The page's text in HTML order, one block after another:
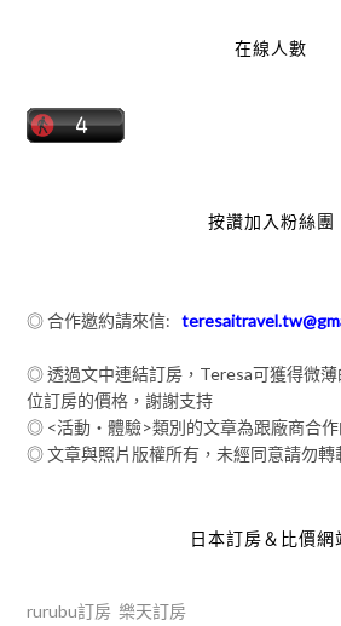
在線人數
按讚加入粉絲團
◎ 合作邀約請來信:
◎ 透過文中連結訂房，Teresa可獲得微
位訂房的價格，謝謝支持
◎ <活動‧體驗>類別的文章為跟廠商合作
◎ 文章與照片版權所有，未經同意請勿轉
日本訂房＆比價網
rurubu訂房 樂天訂房